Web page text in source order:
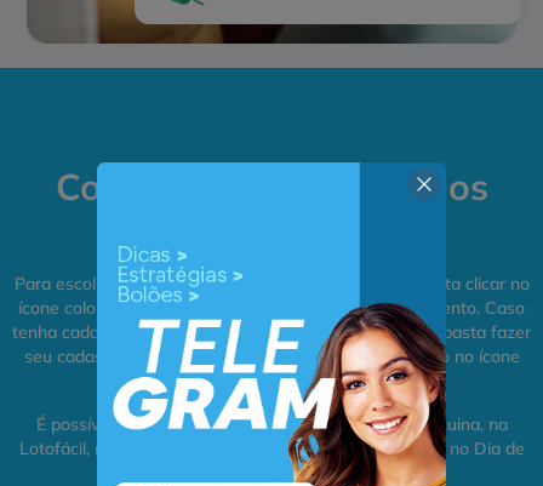
Como apostar online nos
Para escolher o jogo de loteria que mais te agrada, basta clicar no
ícone colorido do carrinho e depois em finalizar pagamento. Caso
tenha cadastro, basta fazer seu login. Caso não tenha, basta fazer
seu cadastro nas loterias online do Kotas Plus clicando no ícone
no topo da tela.
É possível apostar pela internet na Mega-Sena, na Quina, na
Lotofácil, na Lotomania, na Dupla Sena, na +Milionária, no Dia de
Sorte e na Timemania.